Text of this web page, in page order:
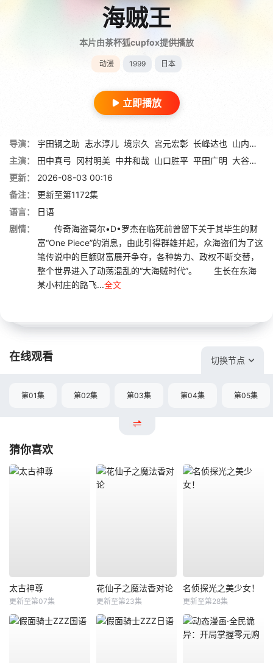
海贼王
本片由茶杯狐cupfox提供播放
动漫 1999 日本
立即播放
导演： 宇田钢之助 志水淳儿 境宗久 宮元宏彰 长峰达也 山内重保
主演：
田中真弓 冈村明美 中井和哉 山口胜平 平田广明 大谷育江
更新：
2026-08-03 00:16
备注：
更新至第1172集
语言：
日语
剧情：
传奇海盗哥尔•D•罗杰在临死前曾留下关于其毕生的财
富“One Piece”的消息，由此引得群雄并起，众海盗们为了这
笔传说中的巨额财富展开争夺，各种势力、政权不断交替，
整个世界进入了动荡混乱的“大海贼时代”。 生长在东海
某小村庄的路飞...全文
在线观看 切换节点
第01集 第02集 第03集 第04集 第05集
猜你喜欢
太古神尊
更新至第07集
花仙子之魔法香对论
更新至第23集
名侦探光之美少女！
更新至第28集